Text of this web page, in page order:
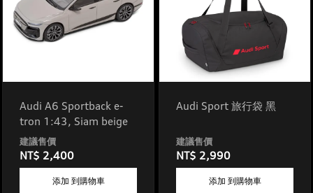
Audi A6 Sportback e-
tron 1:43, Siam beige
NT$ 2,400
添加 到購物車
Audi Sport 旅行袋 黑
NT$ 2,990
添加 到購物車